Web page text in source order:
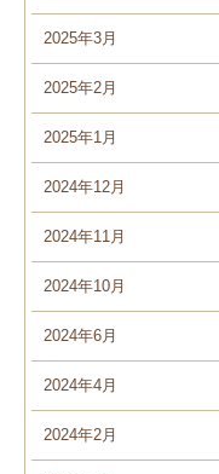
2025年3月
2025年2月
2025年1月
2024年12月
2024年11月
2024年10月
2024年6月
2024年4月
2024年2月